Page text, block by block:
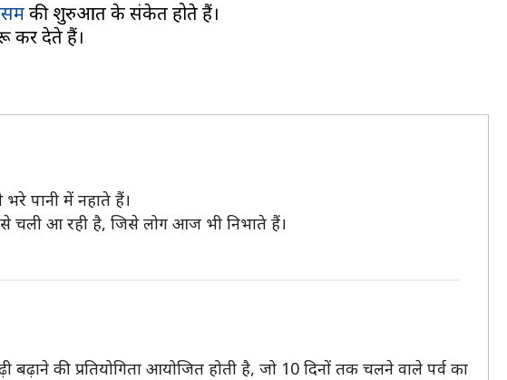
की शुरुआत के संकेत होते हैं।
कर देते हैं।
पानी में नहाते हैं।
चली आ रही है, जिसे लोग आज भी निभाते हैं।
बढ़ाने की प्रतियोगिता आयोजित होती है, जो 10 दिनों तक चलने वाले पर्व का